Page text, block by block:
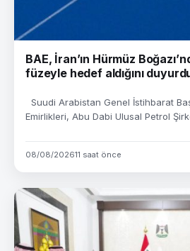
BAE, İran’ın Hürmüz
füzeyle hedef aldığını
Suudi Arabistan Genel İstihbarat
Emirlikleri, Abu Dabi Ulusal Petrol
08/08/202611 saat önce